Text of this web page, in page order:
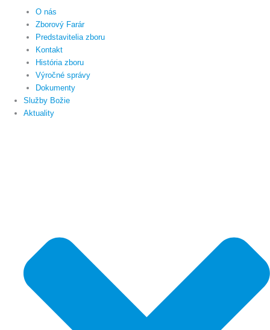
O nás
Zborový Farár
Predstavitelia zboru
Kontakt
História zboru
Výročné správy
Dokumenty
Služby Božie
Aktuality